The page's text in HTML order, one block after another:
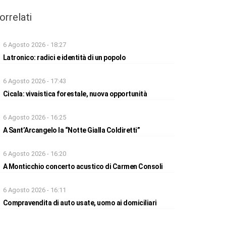
6 Agosto 2026 - 18:27
Latronico: radici e identità di un popolo
6 Agosto 2026 - 17:43
Cicala: vivaistica forestale, nuova opportunità
6 Agosto 2026 - 16:25
A Sant’Arcangelo la “Notte Gialla Coldiretti”
6 Agosto 2026 - 16:20
A Monticchio concerto acustico di Carmen Consoli
6 Agosto 2026 - 16:11
Compravendita di auto usate, uomo ai domiciliari